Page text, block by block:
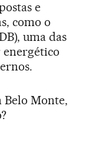
e
como o
uma das
energético
Monte,